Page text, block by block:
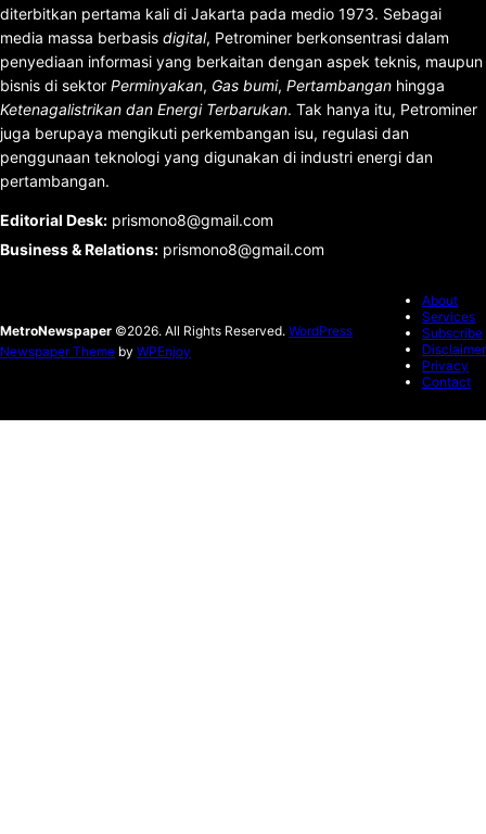
diterbitkan pertama kali di Jakarta pada medio 1973. Sebagai
media massa berbasis digital, Petrominer berkonsentrasi dalam
penyediaan informasi yang berkaitan dengan aspek teknis, maupun
bisnis di sektor Perminyakan, Gas bumi, Pertambangan hingga
Ketenagalistrikan dan Energi Terbarukan. Tak hanya itu, Petrominer
juga berupaya mengikuti perkembangan isu, regulasi dan
penggunaan teknologi yang digunakan di industri energi dan
pertambangan.
Editorial Desk: prismono8@gmail.com
Business & Relations: prismono8@gmail.com
MetroNewspaper ©2026. All Rights Reserved. WordPress
Newspaper Theme by WPEnjoy
About
Services
Subscribe
Disclaimer
Privacy
Contact